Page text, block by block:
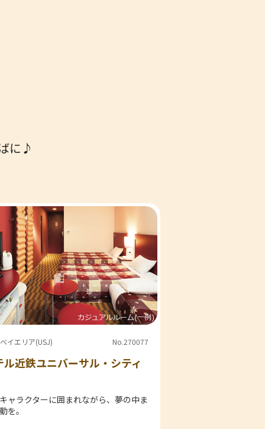
に♪
イエリア(USJ) No.270077
ル近鉄ユニバーサル・シティ
ャラクターに囲まれながら、夢の中ま
を。